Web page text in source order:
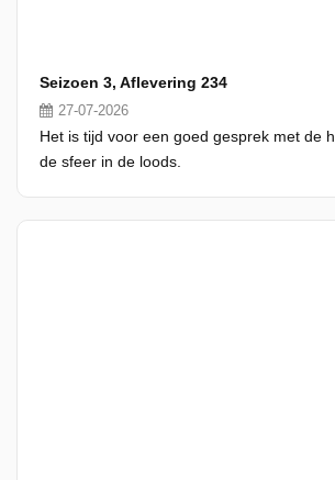
Seizoen 3, Aflevering 234
27-07-2026
Het is tijd voor een goed gesprek met de
de sfeer in de loods.